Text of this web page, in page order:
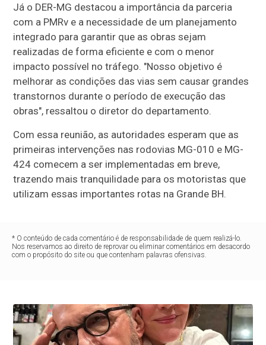
Já o DER-MG destacou a importância da parceria
com a PMRv e a necessidade de um planejamento
integrado para garantir que as obras sejam
realizadas de forma eficiente e com o menor
impacto possível no tráfego. "Nosso objetivo é
melhorar as condições das vias sem causar grandes
transtornos durante o período de execução das
obras", ressaltou o diretor do departamento.
Com essa reunião, as autoridades esperam que as
primeiras intervenções nas rodovias MG-010 e MG-
424 comecem a ser implementadas em breve,
trazendo mais tranquilidade para os motoristas que
utilizam essas importantes rotas na Grande BH.
* O conteúdo de cada comentário é de responsabilidade de quem realizá-lo.
Nos reservamos ao direito de reprovar ou eliminar comentários em desacordo
com o propósito do site ou que contenham palavras ofensivas.